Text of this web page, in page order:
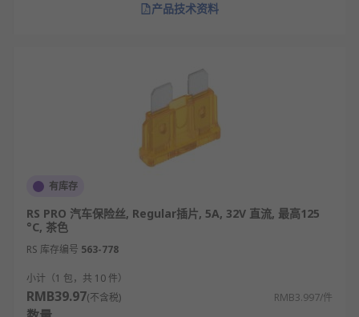
定在保险丝盒或保险丝座中。
供您挑选，从而满足不同的应用场景需求。
的汽车保险丝及相关产品，订购现
货24小时内发货，线上下单满额免运费。
产品技术资料
有库存
RS PRO 汽车保险丝, Regular插片, 5A, 32V 直流, 最高125
°C, 茶色
RS 库存编号 563-778
小计（1 包，共 10 件）
RMB39.97(不含税) RMB3.997/件